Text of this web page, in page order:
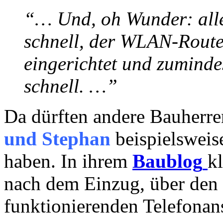
“… Und, oh Wunder:
schnell, der WLAN-
eingerichtet und
schnell. …”
Da dürften andere
und Stephan
haben. In ihrem Baublog
nach dem Einzug, über
funktionierenden